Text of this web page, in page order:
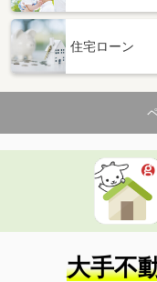
住宅ローン
大手不